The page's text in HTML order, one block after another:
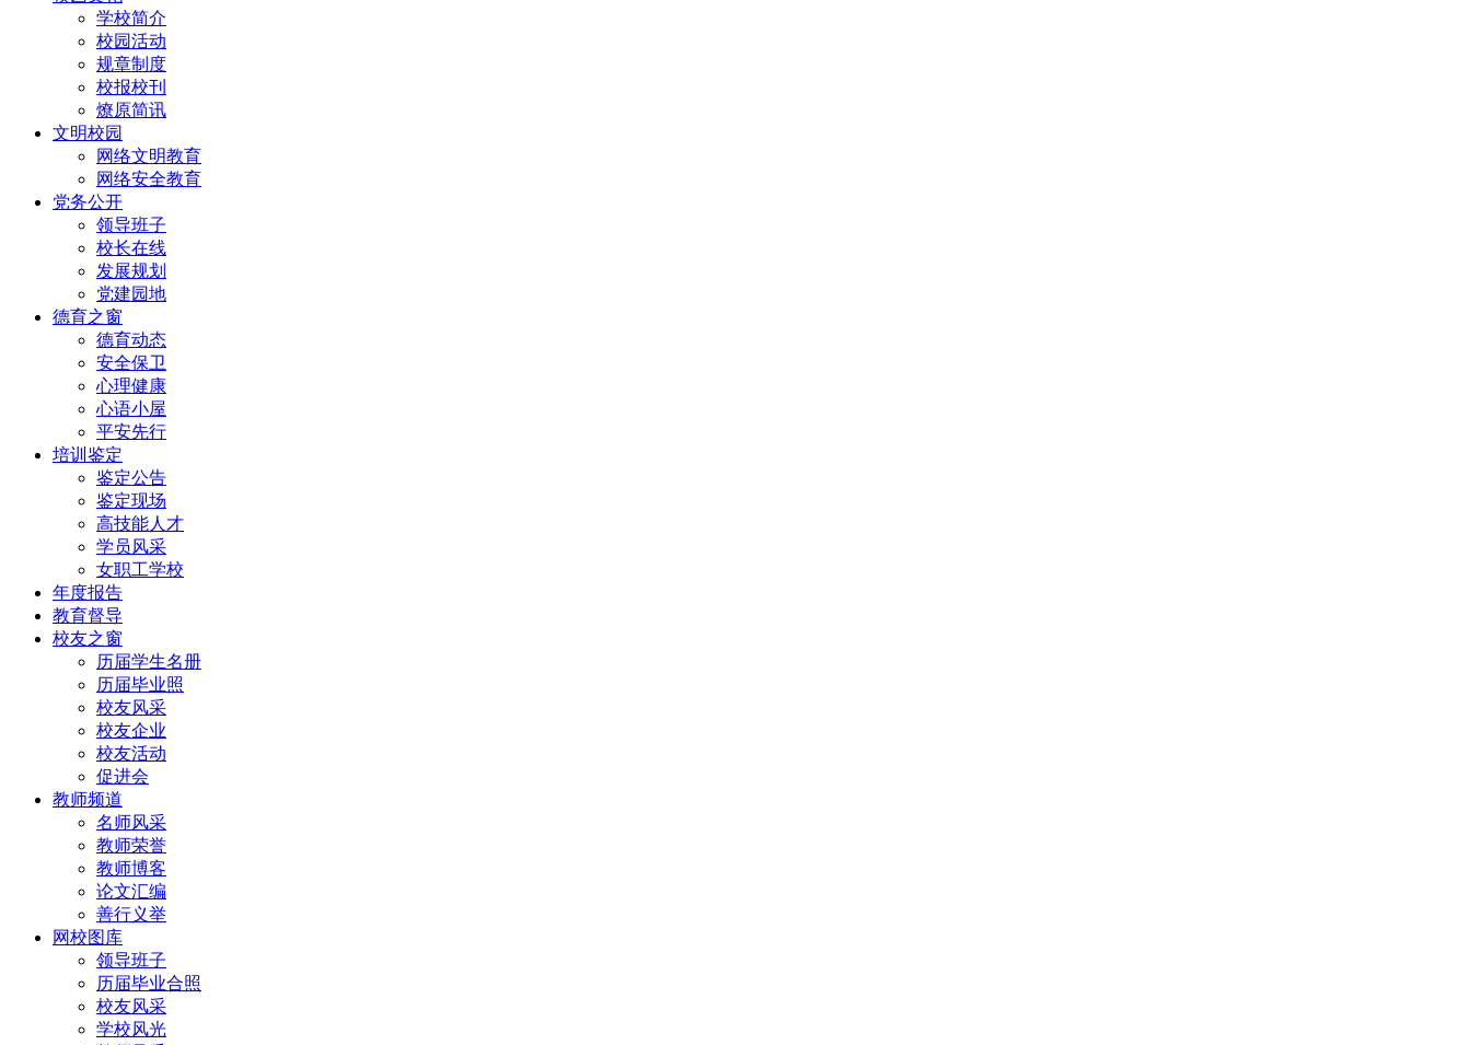
学校简介
校园活动
规章制度
校报校刊
燎原简讯
文明校园
网络文明教育
网络安全教育
党务公开
领导班子
校长在线
发展规划
党建园地
德育之窗
德育动态
安全保卫
心理健康
心语小屋
平安先行
培训鉴定
鉴定公告
鉴定现场
高技能人才
学员风采
女职工学校
年度报告
教育督导
校友之窗
历届学生名册
历届毕业照
校友风采
校友企业
校友活动
促进会
教师频道
名师风采
教师荣誉
教师博客
论文汇编
善行义举
网校图库
领导班子
历届毕业合照
校友风采
学校风光